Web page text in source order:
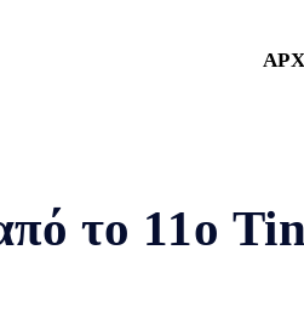
το 11ο